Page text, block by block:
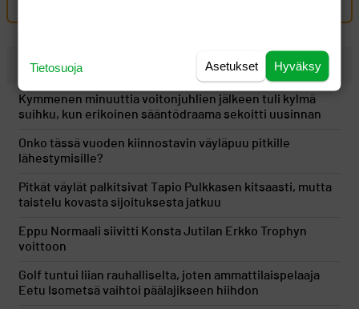
UUSIMMAT
Kymmenen minuuttia voitonjuhlien jälkeen tuli kylmä
suihku, kun erikoinen sääntödraama sekoitti uusinnan
Onko tässä vuoden kiinnostavin väyläpuu pitkille
lähestymisille?
Pitkät väylät palkitsivat Tapio Pulkkasen kitsaasti, mutta
taistelu kovasta sijoituksesta jatkuu
Eppu Normaali siivitti Konsta Jutilan Erkko Trophyn
voittoon
Golf tuntui liian rauhalliselta, joten ammattilaispelaaja
Eetu Isometsä vaihtoi päälajikseen hiihdon
Hyväksy
Asetukset
Tietosuoja